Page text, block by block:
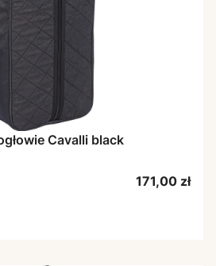
Cavalli black
Cena
171,00 zł